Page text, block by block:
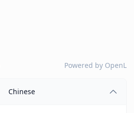
Powered by OpenL
Chinese